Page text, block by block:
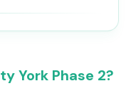
York Phase 2?